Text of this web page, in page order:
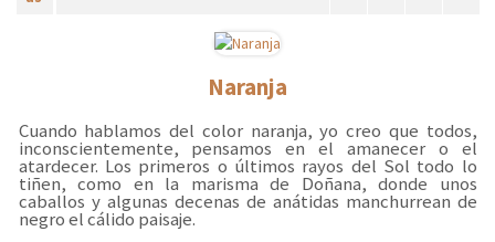
Naranja
Cuando hablamos del color naranja, yo creo que todos,
inconscientemente, pensamos en el amanecer o el
atardecer. Los primeros o últimos rayos del Sol todo lo
tiñen, como en la marisma de Doñana, donde unos
caballos y algunas decenas de anátidas manchurrean de
negro el cálido paisaje.